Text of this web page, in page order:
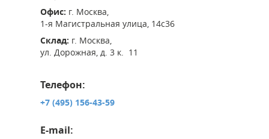
Офис: г. Москва,
1-я Магистральная улица, 14с36
Склад: г. Москва,
ул. Дорожная, д. 3 к. 11
Телефон:
+7 (495) 156-43-59
E-mail: